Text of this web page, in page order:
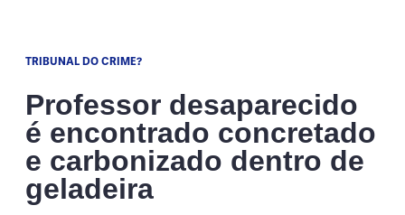
TRIBUNAL DO CRIME?
Professor desaparecido
é encontrado concretado
e carbonizado dentro de
geladeira